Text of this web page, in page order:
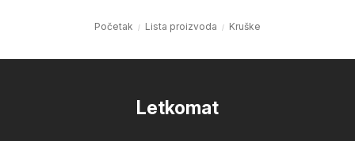
Početak Lista proizvoda Kruške
Letkomat